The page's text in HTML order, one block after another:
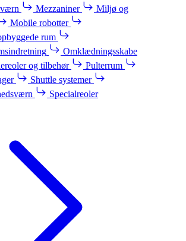
Mezzaniner
Miljø og
Mobile robotter
rum
Omklædningsskabe
og tilbehør
Pulterrum
Shuttle systemer
Specialreoler